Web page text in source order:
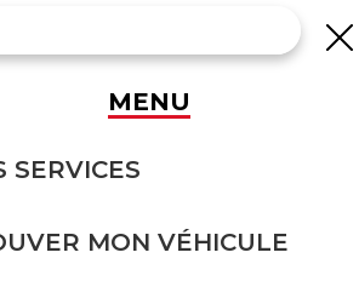
PARIS
À
EN
MENU
SERVICES
MON VÉHICULE